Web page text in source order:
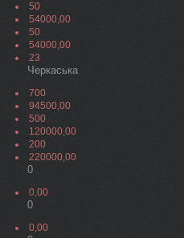
50
54000,00
50
54000,00
23
Черкаська
700
94500,00
500
120000,00
200
220000,00
0
0,00
0
0,00